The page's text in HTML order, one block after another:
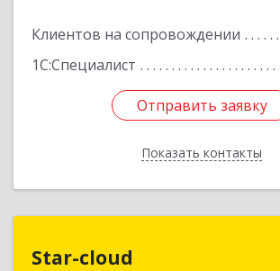
Клиентов на сопровождении
1С:Специалист
Отправить заявку
Показать контакты
Отправить заявку
Назад
Star-cloud